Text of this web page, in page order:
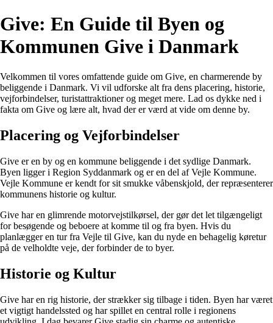
Give: En Guide til Byen og
Kommunen Give i Danmark
Velkommen til vores omfattende guide om Give, en charmerende by
beliggende i Danmark. Vi vil udforske alt fra dens placering, historie,
vejforbindelser, turistattraktioner og meget mere. Lad os dykke ned i
fakta om Give og lære alt, hvad der er værd at vide om denne by.
Placering og Vejforbindelser
Give er en by og en kommune beliggende i det sydlige Danmark.
Byen ligger i Region Syddanmark og er en del af Vejle Kommune.
Vejle Kommune er kendt for sit smukke våbenskjold, der repræsenterer
kommunens historie og kultur.
Give har en glimrende motorvejstilkørsel, der gør det let tilgængeligt
for besøgende og beboere at komme til og fra byen. Hvis du
planlægger en tur fra Vejle til Give, kan du nyde en behagelig køretur
på de velholdte veje, der forbinder de to byer.
Historie og Kultur
Give har en rig historie, der strækker sig tilbage i tiden. Byen har været
et vigtigt handelssted og har spillet en central rolle i regionens